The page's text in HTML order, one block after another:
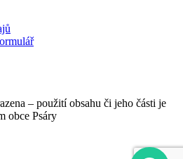
– použití obsahu či jeho části je
obce Psáry